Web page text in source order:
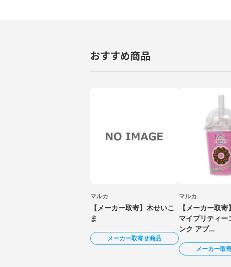
おすすめ商品
マルカ
【メーカー取寄】木せいこ
ま
メーカー取寄せ商品
マルカ
【メーカー取
マイプリティー
ンク アプ...
メーカー取